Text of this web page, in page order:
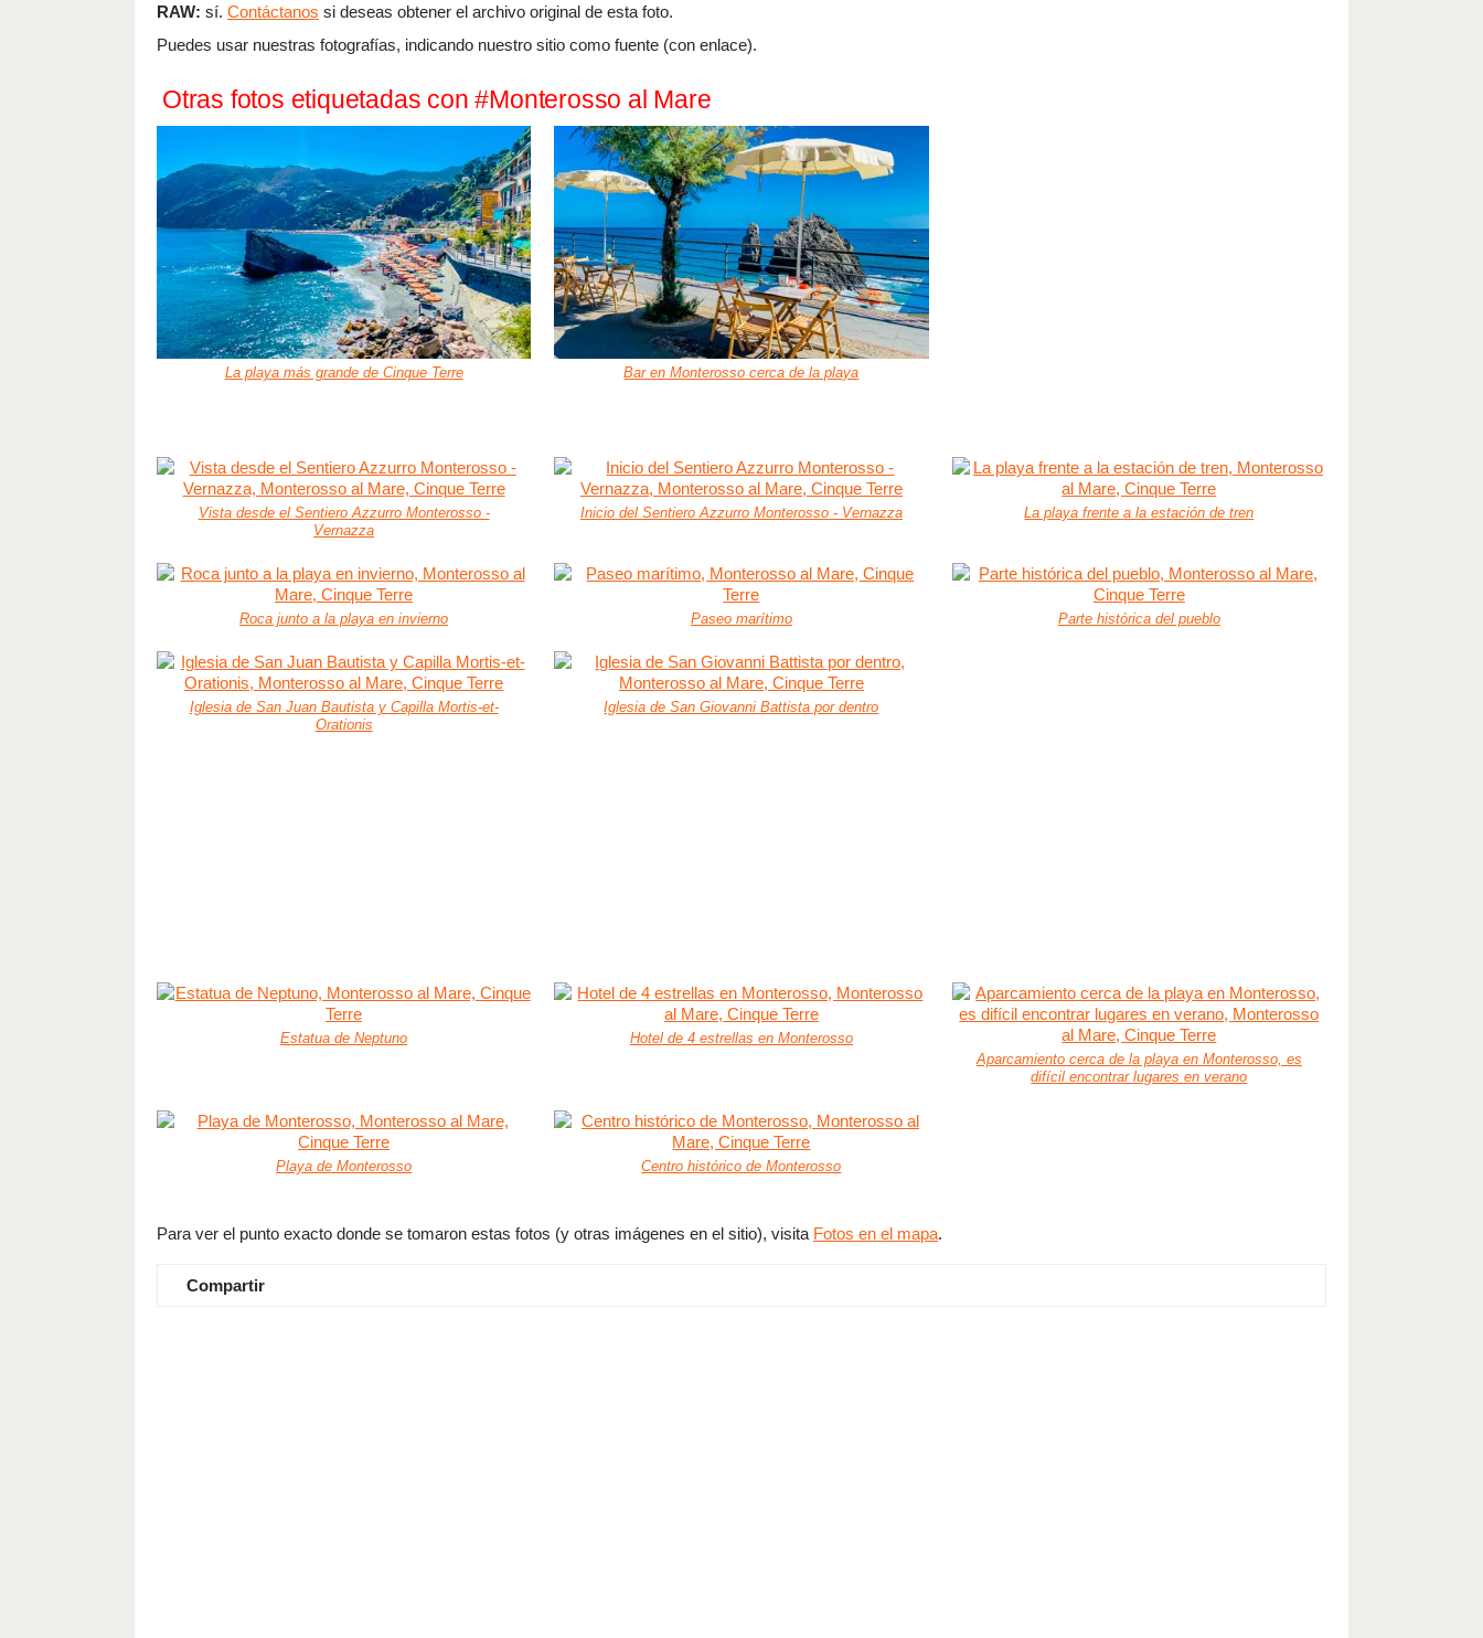
RAW: sí. Contáctanos si deseas obtener el archivo original de esta foto.
Puedes usar nuestras fotografías, indicando nuestro sitio como fuente (con enlace).
Otras fotos etiquetadas con #Monterosso al Mare
La playa más grande de Cinque Terre Bar en Monterosso cerca de la playa
Vista desde el Sentiero Azzurro Monterosso -
Vernazza
Inicio del Sentiero Azzurro Monterosso - Vernazza La playa frente a la estación de tren
Roca junto a la playa en invierno Paseo marítimo Parte histórica del pueblo
Iglesia de San Juan Bautista y Capilla Mortis-et-
Orationis
Iglesia de San Giovanni Battista por dentro
Estatua de Neptuno
Hotel de 4 estrellas en Monterosso
Aparcamiento cerca de la playa en Monterosso, es
difícil encontrar lugares en verano
Playa de Monterosso Centro histórico de Monterosso
Para ver el punto exacto donde se tomaron estas fotos (y otras imágenes en el sitio), visita Fotos en el mapa.
Compartir